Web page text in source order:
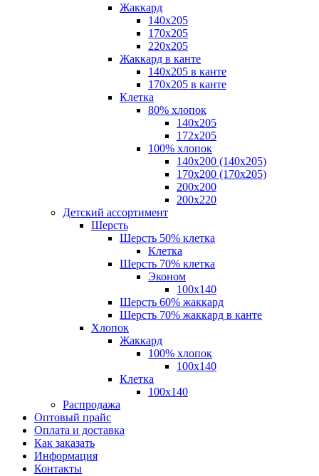
Жаккард
140x205
170х205
220х205
Жаккард в канте
140х205 в канте
170х205 в канте
Клетка
80% хлопок
140x205
172х205
100% хлопок
140x200 (140х205)
170x200 (170х205)
200х200
200х220
Детский ассортимент
Шерсть
Шерсть 50% клетка
Клетка
Шерсть 70% клетка
Эконом
100x140
Шерсть 60% жаккард
Шерсть 70% жаккард в канте
Хлопок
Жаккард
100% хлопок
100x140
Клетка
100х140
Распродажа
Оптовый прайс
Оплата и доставка
Как заказать
Информация
Контакты